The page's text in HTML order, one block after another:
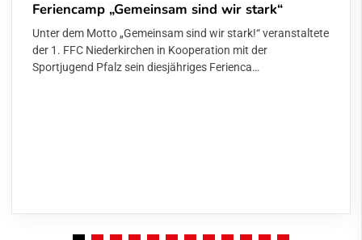
Feriencamp „Gemeinsam sind wir stark“
Unter dem Motto „Gemeinsam sind wir stark!“ veranstaltete
der 1. FFC Niederkirchen in Kooperation mit der
Sportjugend Pfalz sein diesjähriges Ferienca…